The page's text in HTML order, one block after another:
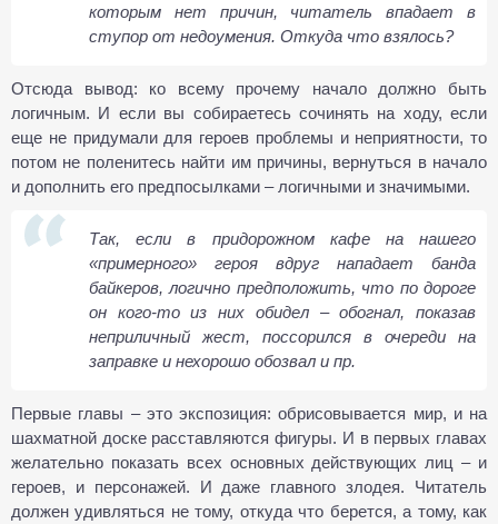
которым нет причин, читатель впадает в
ступор от недоумения. Откуда что взялось?
Отсюда вывод: ко всему прочему начало должно быть
логичным. И если вы собираетесь сочинять на ходу, если
еще не придумали для героев проблемы и неприятности, то
потом не поленитесь найти им причины, вернуться в начало
и дополнить его предпосылками – логичными и значимыми.
Так, если в придорожном кафе на нашего
«примерного» героя вдруг нападает банда
байкеров, логично предположить, что по дороге
он кого-то из них обидел – обогнал, показав
неприличный жест, поссорился в очереди на
заправке и нехорошо обозвал и пр.
Первые главы – это экспозиция: обрисовывается мир, и на
шахматной доске расставляются фигуры. И в первых главах
желательно показать всех основных действующих лиц – и
героев, и персонажей. И даже главного злодея. Читатель
должен удивляться не тому, откуда что берется, а тому, как